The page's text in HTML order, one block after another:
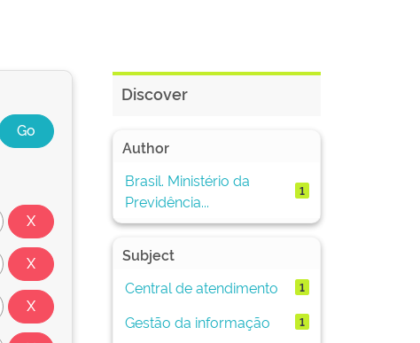
Discover
Author
Brasil. Ministério da
Previdência...
1
Subject
Central de atendimento
1
Gestão da informação 1